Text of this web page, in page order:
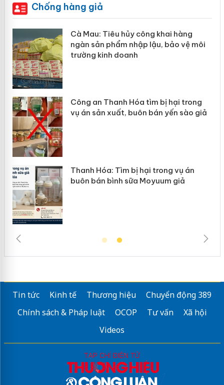
Chống hàng giả
Cà Mau: Tiêu hủy công khai hàng
ngàn sản phẩm nhập lậu, bảo vệ môi
trường kinh doanh
Công an Thanh Hóa tìm bị hại trong
vụ án sản xuất, buôn bán yến sào giả
Thanh Hóa: Tìm bị hại trong vụ án
buôn bán bình sữa Moyuum giả
Tin tức Kinh tế Thương hiệu
Chuyển động 389
Chính sách & Pháp luật
OCOP Tư vấn
Xã hội
Videos